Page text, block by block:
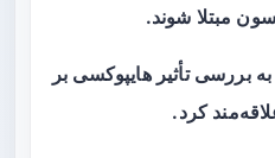
مبتلا شوند.
بررسی تأثیر هایپوکسی بر
کرد.